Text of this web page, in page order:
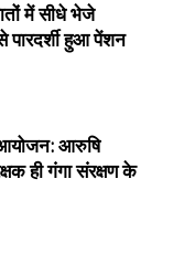
में सीधे भेजे
पारदर्शी हुआ पेंशन
आयोजन: आरुषि
ही गंगा संरक्षण के